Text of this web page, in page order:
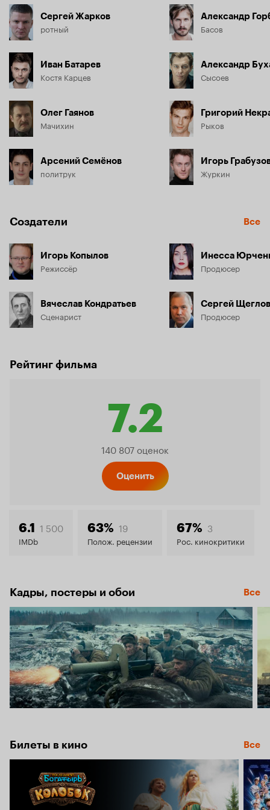
Сергей Жарков
ротный
Иван Батарев
Костя Карцев
Олег Гаянов
Мачихин
Арсений Семёнов
политрук
Александр
Басов
Александр
Сысоев
Григорий
Рыков
Игорь
Журкин
Создатели Все
Игорь Копылов
Режиссёр
Вячеслав Кондратьев
Сценарист
Инесса
Продюсер
Сергей Щеглов
Продюсер
Рейтинг фильма
7.2
Рейтинг
7.2
140 807 оценок
Оценить
6.1 1 500
IMDb
63% 19
Полож. рецензии
67% 3
Рос. кинокритики
Кадры, постеры и обои Все
Билеты в кино Все